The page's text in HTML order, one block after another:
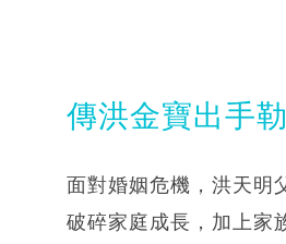
傳洪金寶出手
面對婚姻危機，洪天明
破碎家庭成長，加上家